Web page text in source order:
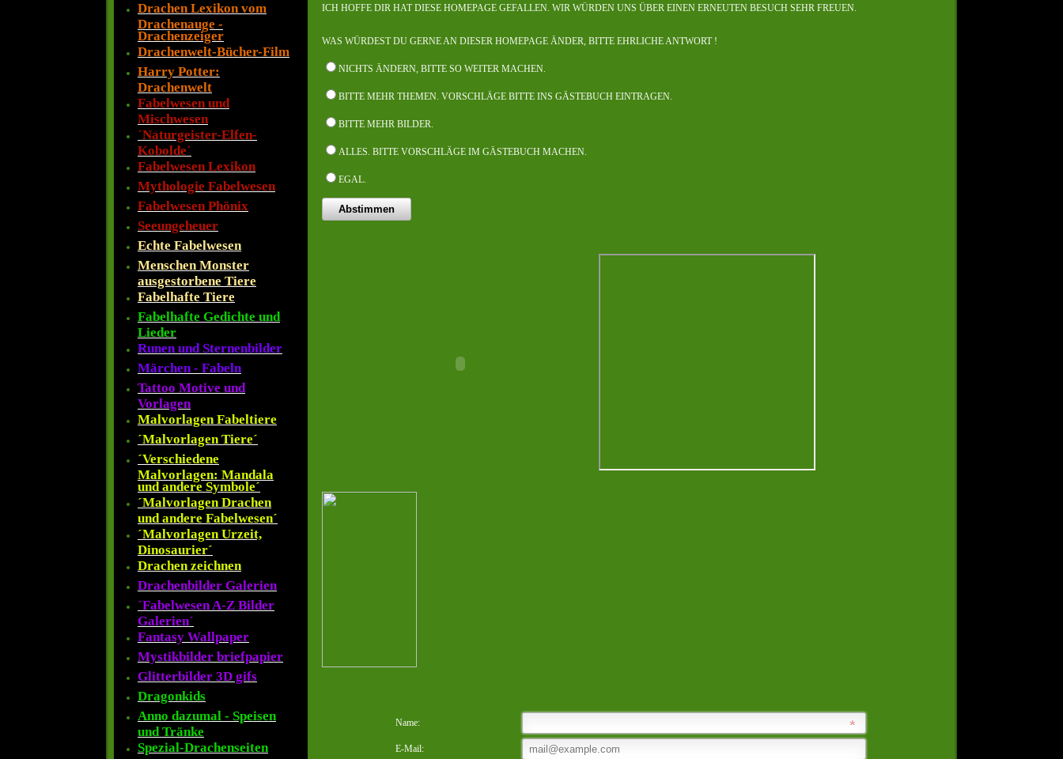
Drachen Lexikon vom
Drachenauge -
Drachenzeiger
Drachenwelt-Bücher-Film
Harry Potter:
Drachenwelt
Fabelwesen und
Mischwesen
´Naturgeister-Elfen-
Kobolde´
Fabelwesen Lexikon
Mythologie Fabelwesen
Fabelwesen Phönix
Seeungeheuer
Echte Fabelwesen
Menschen Monster
ausgestorbene Tiere
Fabelhafte Tiere
Fabelhafte Gedichte und
Lieder
Runen und Sternenbilder
Märchen - Fabeln
Tattoo Motive und
Vorlagen
Malvorlagen Fabeltiere
´Malvorlagen Tiere´
´Verschiedene
Malvorlagen: Mandala
und andere Symbole´
´Malvorlagen Drachen
und andere Fabelwesen´
´Malvorlagen Urzeit,
Dinosaurier´
Drachen zeichnen
Drachenbilder Galerien
´Fabelwesen A-Z Bilder
Galerien´
Fantasy Wallpaper
Mystikbilder briefpapier
Glitterbilder 3D gifs
Dragonkids
Anno dazumal - Speisen
und Tränke
Spezial-Drachenseiten
ICH HOFFE DIR HAT DIESE HOMEPAGE GEFALLEN. WIR WÜRDEN UNS ÜBER EINEN ERNEUTEN BESUCH SEHR FREUEN.
WAS WÜRDEST DU GERNE AN DIESER HOMEPAGE ÄNDER, BITTE EHRLICHE ANTWORT !
NICHTS ÄNDERN, BITTE SO WEITER MACHEN.
BITTE MEHR THEMEN. VORSCHLÄGE BITTE INS GÄSTEBUCH EINTRAGEN.
BITTE MEHR BILDER.
ALLES. BITTE VORSCHLÄGE IM GÄSTEBUCH MACHEN.
EGAL.
Name:
E-Mail: